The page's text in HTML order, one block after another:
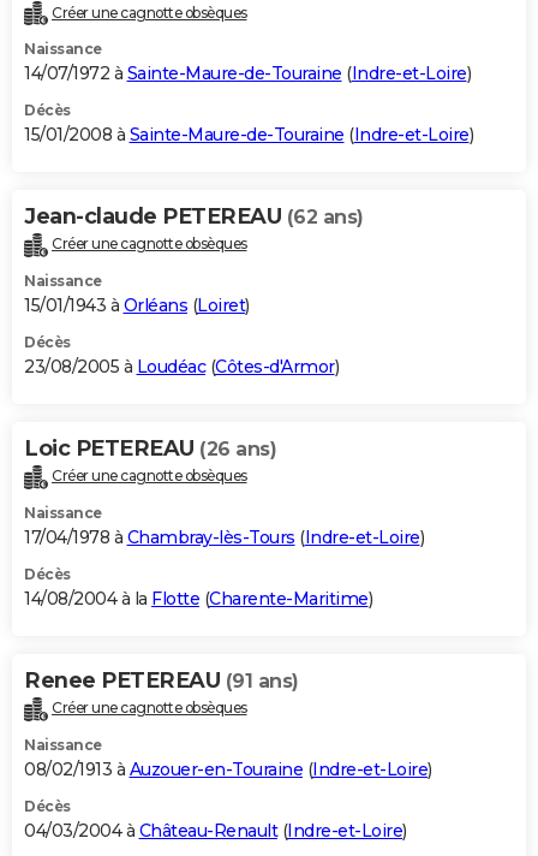
Créer une cagnotte obsèques
Naissance
14/07/1972 à Sainte-Maure-de-Touraine (Indre-et-Loire)
Décès
15/01/2008 à Sainte-Maure-de-Touraine (Indre-et-Loire)
Jean-claude PETEREAU (62 ans)
Créer une cagnotte obsèques
Naissance
15/01/1943 à Orléans (Loiret)
Décès
23/08/2005 à Loudéac(Côtes-d'Armor)
Loic PETEREAU (26 ans)
Créer une cagnotte obsèques
Naissance
17/04/1978 à Chambray-lès-Tours (Indre-et-Loire)
Décès
14/08/2004 à la Flotte (Charente-Maritime)
Renee PETEREAU (91 ans)
Créer une cagnotte obsèques
Naissance
08/02/1913 à Auzouer-en-Touraine (Indre-et-Loire)
Décès
04/03/2004 à Château-Renault(Indre-et-Loire)